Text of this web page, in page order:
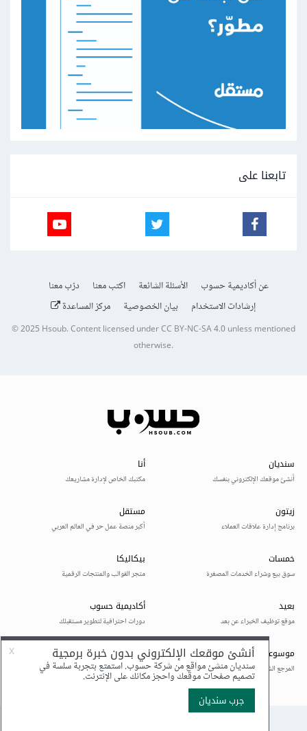
تابعنا على
عن أكاديمية حسوب الأسئلة الشائعة اكتب معنا
درّب معنا
إرشادات الاستخدام
بيان الخصوصية مركز المساعدة
© 2025Hsoub.Content licensed underCC BY-NC-SA 4.0unless mentioned
otherwise.